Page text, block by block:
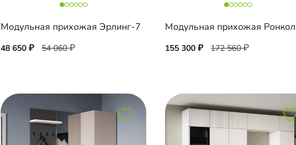
Модульная прихожая Эрлинг-7
48 650 54 060
Модульная прихожая
155 300 172 560